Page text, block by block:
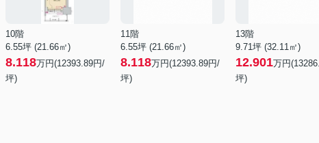
10階
6.55坪 (21.66㎡)
8.118万円(12393.89円/
坪)
11階
6.55坪 (21.66㎡)
8.118万円(12393.89円/
坪)
13階
9.71坪 (32.11㎡)
12.901万円
坪)